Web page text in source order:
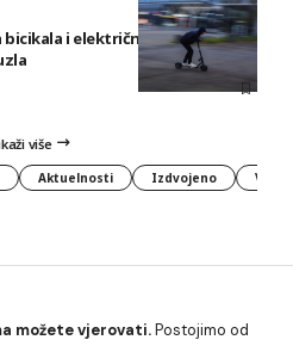
i električnih romobila u
više
Aktuelnosti Izdvojeno
možete vjerovati.Postojimo od